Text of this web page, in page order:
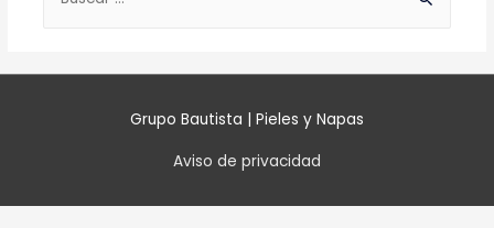
Grupo Bautista | Pieles y Napas
Aviso de privacidad